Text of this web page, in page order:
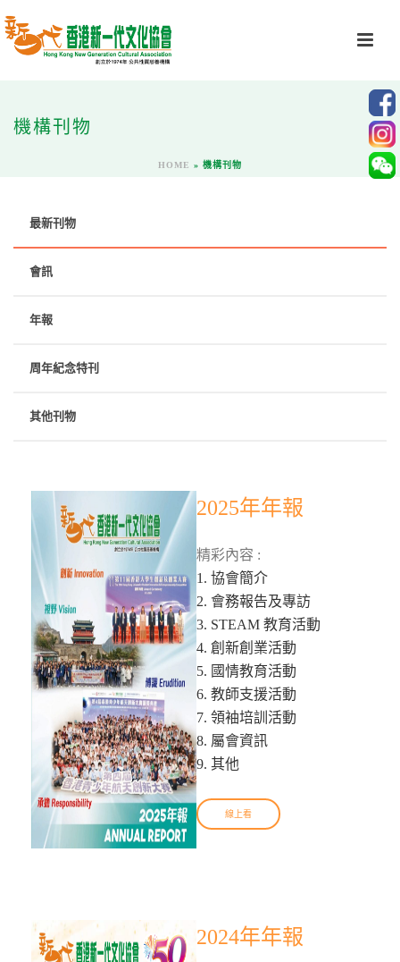
機構刊物
HOME » 機構刊物
最新刊物
會訊
年報
周年紀念特刊
其他刊物
2025年年報
精彩內容 :
1. 協會簡介
2. 會務報告及專訪
3. STEAM 教育活動
4. 創新創業活動
5. 國情教育活動
6. 教師支援活動
7. 領袖培訓活動
8. 屬會資訊
9. 其他
線上看
2024年年報